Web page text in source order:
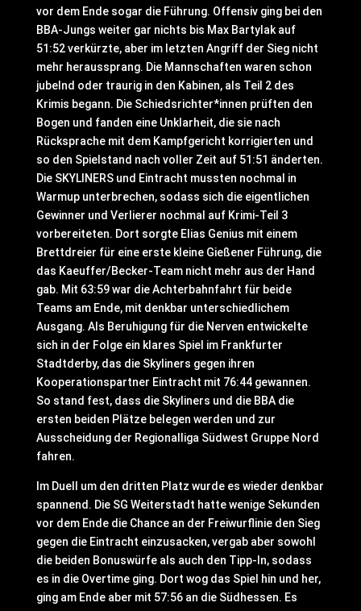
vor dem Ende sogar die Führung. Offensiv ging bei den
BBA-Jungs weiter gar nichts bis Max Bartylak auf
51:52 verkürzte, aber im letzten Angriff der Sieg nicht
mehr heraussprang. Die Mannschaften waren schon
jubelnd oder traurig in den Kabinen, als Teil 2 des
Krimis begann. Die Schiedsrichter*innen prüften den
Bogen und fanden eine Unklarheit, die sie nach
Rücksprache mit dem Kampfgericht korrigierten und
so den Spielstand nach voller Zeit auf 51:51 änderten.
Die SKYLINERS und Eintracht mussten nochmal in
Warmup unterbrechen, sodass sich die eigentlichen
Gewinner und Verlierer nochmal auf Krimi-Teil 3
vorbereiteten. Dort sorgte Elias Genius mit einem
Brettdreier für eine erste kleine Gießener Führung, die
das Kaeuffer/Becker-Team nicht mehr aus der Hand
gab. Mit 63:59 war die Achterbahnfahrt für beide
Teams am Ende, mit denkbar unterschiedlichem
Ausgang. Als Beruhigung für die Nerven entwickelte
sich in der Folge ein klares Spiel im Frankfurter
Stadtderby, das die Skyliners gegen ihren
Kooperationspartner Eintracht mit 76:44 gewannen.
So stand fest, dass die Skyliners und die BBA die
ersten beiden Plätze belegen werden und zur
Ausscheidung der Regionalliga Südwest Gruppe Nord
fahren.
Im Duell um den dritten Platz wurde es wieder denkbar
spannend. Die SG Weiterstadt hatte wenige Sekunden
vor dem Ende die Chance an der Freiwurflinie den Sieg
gegen die Eintracht einzusacken, vergab aber sowohl
die beiden Bonuswürfe als auch den Tipp-In, sodass
es in die Overtime ging. Dort wog das Spiel hin und her,
ging am Ende aber mit 57:56 an die Südhessen. Es